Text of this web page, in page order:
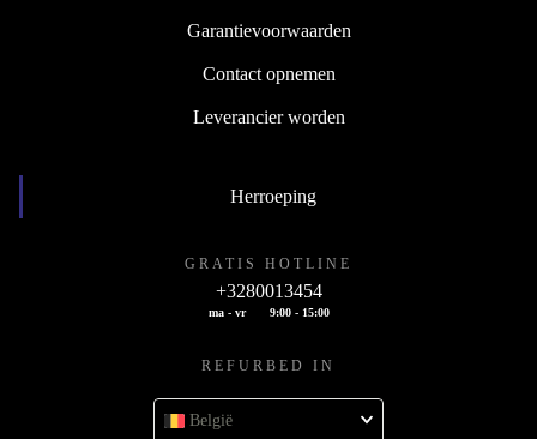
Garantievoorwaarden
Contact opnemen
Leverancier worden
Herroeping
GRATIS HOTLINE
+3280013454
ma - vr 9:00 - 15:00
REFURBED IN
België